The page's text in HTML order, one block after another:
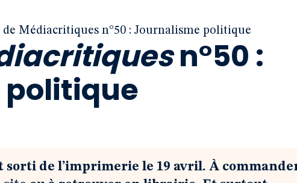
de Médiacritiques n°50 : Journalisme politique
n°50 :
sorti de l’imprimerie le 19 avril. À